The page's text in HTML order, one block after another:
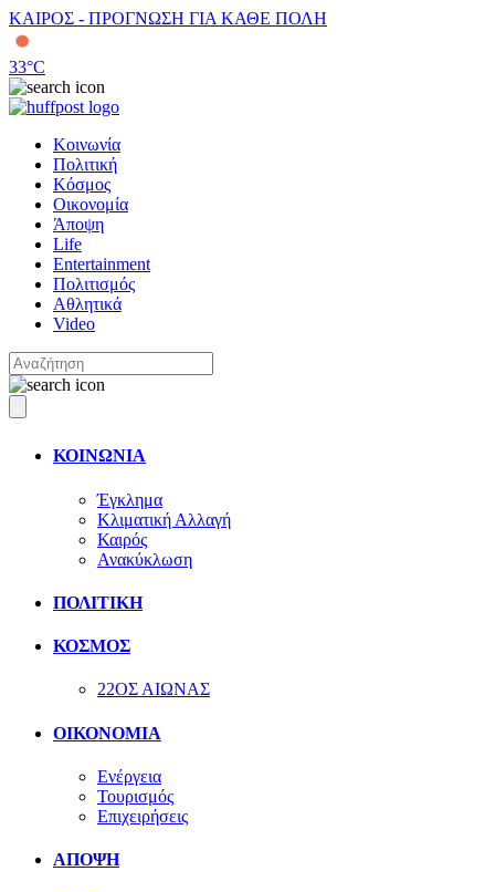
ΚΑΙΡΟΣ - ΠΡΟΓΝΩΣΗ ΓΙΑ ΚΑΘΕ ΠΟΛΗ
33°C
Κοινωνία
Πολιτική
Κόσμος
Οικονομία
Άποψη
Life
Entertainment
Πολιτισμός
Αθλητικά
Video
ΚΟΙΝΩΝΙΑ
Έγκλημα
Κλιματική Αλλαγή
Καιρός
Ανακύκλωση
ΠΟΛΙΤΙΚΗ
ΚΟΣΜΟΣ
22ΟΣ ΑΙΩΝΑΣ
ΟΙΚΟΝΟΜΙΑ
Ενέργεια
Τουρισμός
Επιχειρήσεις
ΑΠΟΨΗ